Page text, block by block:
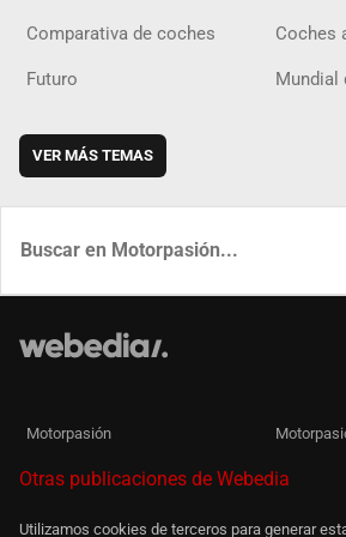
Comparativa de coches Coches
Futuro Mundial
VER MÁS TEMAS
Motorpasión
Otras publicaciones de Webedia
Utilizamos cookies de terceros para generar